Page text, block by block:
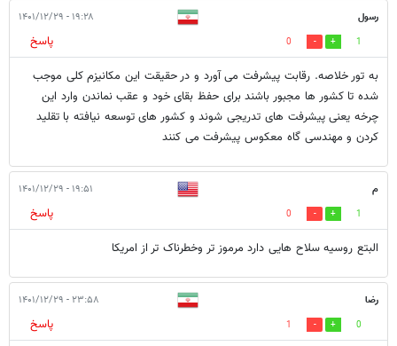
رسول ۱۹:۲۸ - ۱۴۰۱/۱۲/۲۹
1
0
پاسخ
به تور خلاصه. رقابت پیشرفت می آورد و در حقیقت این مکانیزم کلی موجب
شده تا کشور ها مجبور باشند برای حفظ بقای خود و عقب نماندن وارد این
چرخه یعنی پیشرفت های تدریجی شوند و کشور های توسعه نیافته با تقلید
کردن و مهندسی گاه معکوس پیشرفت می کنند
م ۱۹:۵۱ - ۱۴۰۱/۱۲/۲۹
1
0
پاسخ
البتع روسیه سلاح هایی دارد مرموز تر وخطرناک تر از امریکا
رضا ۲۳:۵۸ - ۱۴۰۱/۱۲/۲۹
0
1
پاسخ